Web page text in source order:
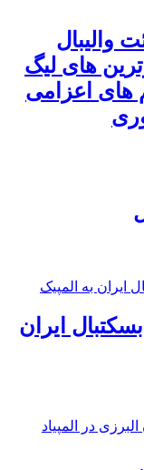
والیبال
های لیگ
های اعزامی
ایران